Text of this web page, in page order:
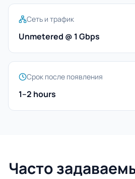
Сеть и трафик
Unmetered @ 1 Gbps
Срок после появления
1–2 hours
Часто